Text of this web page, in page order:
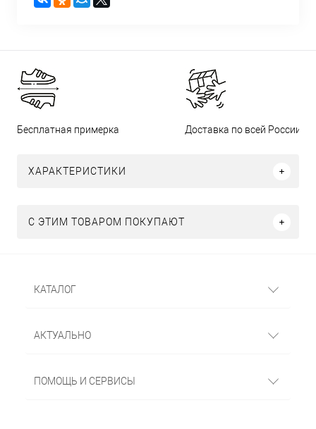
Бесплатная примерка Доставка по всей России
ХАРАКТЕРИСТИКИ
С ЭТИМ ТОВАРОМ ПОКУПАЮТ
КАТАЛОГ
АКТУАЛЬНО
ПОМОЩЬ И СЕРВИСЫ